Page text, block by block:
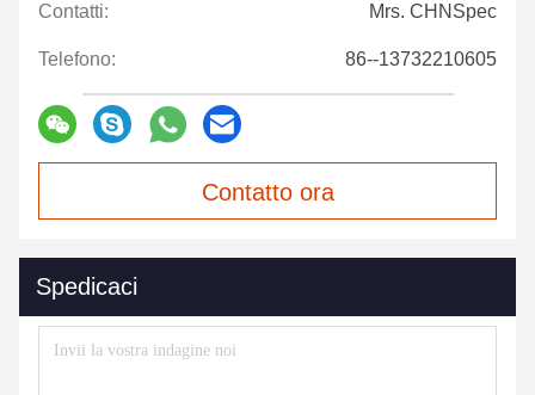
Contatti: Mrs. CHNSpec
Telefono: 86--13732210605
Contatto ora
Spedicaci